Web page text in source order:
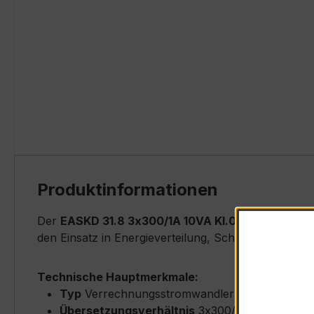
Produktinformationen
Der EASKD 31.8 3x300/1A 10VA Kl.0,5
ist ein
den Einsatz in Energieverteilung, Schaltanlagen,
Technische Hauptmerkmale:
Typ Verrechnungsstromwandler (Ringkern-Typ)
Übersetzungsverhältnis 3x300/1 A